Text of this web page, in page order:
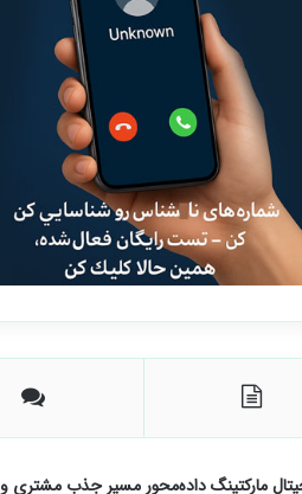
مارکتینگ داده‌محور مسیر جذب مشتری و